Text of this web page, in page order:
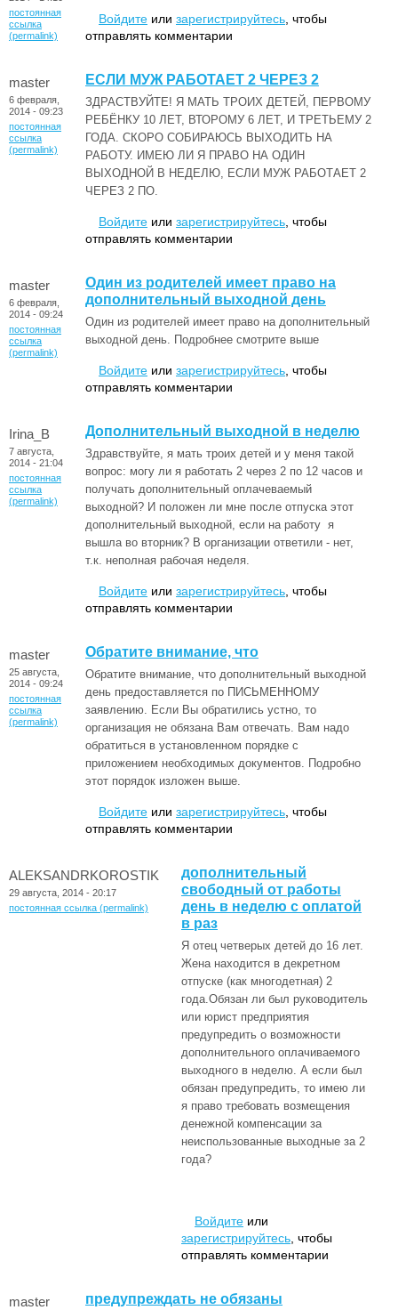
постоянная
ссылка
(permalink)
Войдите или зарегистрируйтесь , чтобы
отправлять комментарии
master
6 февраля,
2014 - 09:23
постоянная
ссылка
(permalink)
ЕСЛИ МУЖ РАБОТАЕТ 2 ЧЕРЕЗ 2
ЗДРАСТВУЙТЕ! Я МАТЬ ТРОИХ ДЕТЕЙ, ПЕРВОМУ
РЕБЁНКУ 10 ЛЕТ, ВТОРОМУ 6 ЛЕТ, И ТРЕТЬЕМУ 2
ГОДА. СКОРО СОБИРАЮСЬ ВЫХОДИТЬ НА
РАБОТУ. ИМЕЮ ЛИ Я ПРАВО НА ОДИН
ВЫХОДНОЙ В НЕДЕЛЮ, ЕСЛИ МУЖ РАБОТАЕТ 2
ЧЕРЕЗ 2 ПО.
Войдите или зарегистрируйтесь , чтобы
отправлять комментарии
master
6 февраля,
2014 - 09:24
постоянная
ссылка
(permalink)
Один из родителей имеет право на
дополнительный выходной день
Один из родителей имеет право на дополнительный
выходной день. Подробнее смотрите выше
Войдите или зарегистрируйтесь , чтобы
отправлять комментарии
Irina_B
7 августа,
2014 - 21:04
постоянная
ссылка
(permalink)
Дополнительный выходной в неделю
Здравствуйте, я мать троих детей и у меня такой
вопрос: могу ли я работать 2 через 2 по 12 часов и
получать дополнительный оплачеваемый
выходной? И положен ли мне после отпуска этот
дополнительный выходной, если на работу я
вышла во вторник? В организации ответили - нет,
т.к. неполная рабочая неделя.
Войдите или зарегистрируйтесь , чтобы
отправлять комментарии
master
25 августа,
2014 - 09:24
постоянная
ссылка
(permalink)
Обратите внимание, что
Обратите внимание, что дополнительный выходной
день предоставляется по ПИСЬМЕННОМУ
заявлению. Если Вы обратились устно, то
организация не обязана Вам отвечать. Вам надо
обратиться в установленном порядке с
приложением необходимых документов. Подробно
этот порядок изложен выше.
Войдите или зарегистрируйтесь , чтобы
отправлять комментарии
ALEKSANDRKOROSTIK
29 августа, 2014 - 20:17
постоянная ссылка (permalink)
дополнительный
свободный от работы
день в неделю с оплатой
в раз
Я отец четверых детей до 16 лет.
Жена находится в декретном
отпуске (как многодетная) 2
года.Обязан ли был руководитель
или юрист предприятия
предупредить о возможности
дополнительного оплачиваемого
выходного в неделю. А если был
обязан предупредить, то имею ли
я право требовать возмещения
денежной компенсации за
неиспользованные выходные за 2
года?
Войдите или
зарегистрируйтесь , чтобы
отправлять комментарии
master предупреждать не обязаны